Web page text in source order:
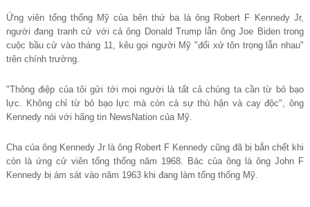
Ứng viên tổng thống Mỹ của bên thứ ba là ông Robert F Kennedy Jr,
người đang tranh cử với cả ông Donald Trump lẫn ông Joe Biden trong
cuộc bầu cử vào tháng 11, kêu gọi người Mỹ "đối xử tôn trọng lẫn nhau"
trên chính trường.
"Thông điệp của tôi gửi tới mọi người là tất cả chúng ta cần từ bỏ bạo
lực. Không chỉ từ bỏ bạo lực mà còn cả sự thù hận và cay độc", ông
Kennedy nói với hãng tin NewsNation của Mỹ.
Cha của ông Kennedy Jr là ông Robert F Kennedy cũng đã bị bắn chết khi
còn là ứng cử viên tổng thống năm 1968. Bác của ông là ông John F
Kennedy bị ám sát vào năm 1963 khi đang làm tổng thống Mỹ.